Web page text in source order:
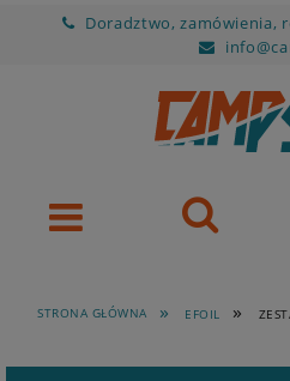
Doradztwo, zamówienia,
STRONA GŁÓWNA » EFOIL »